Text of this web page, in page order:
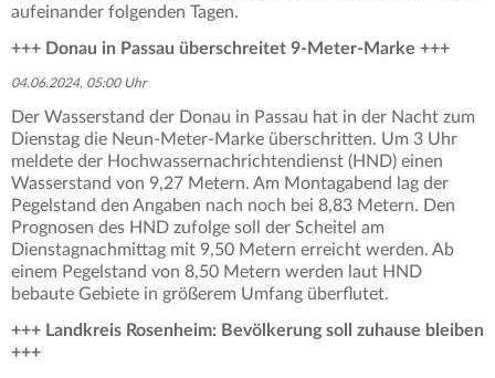
aufeinander folgenden Tagen.
+++ Donau in Passau überschreitet 9-Meter-Marke +++
04.06.2024, 05:00 Uhr
Der Wasserstand der Donau in Passau hat in der Nacht zum
Dienstag die Neun-Meter-Marke überschritten. Um 3 Uhr
meldete der Hochwassernachrichtendienst (HND) einen
Wasserstand von 9,27 Metern. Am Montagabend lag der
Pegelstand den Angaben nach noch bei 8,83 Metern. Den
Prognosen des HND zufolge soll der Scheitel am
Dienstagnachmittag mit 9,50 Metern erreicht werden. Ab
einem Pegelstand von 8,50 Metern werden laut HND
bebaute Gebiete in größerem Umfang überflutet.
+++ Landkreis Rosenheim: Bevölkerung soll zuhause bleiben
+++